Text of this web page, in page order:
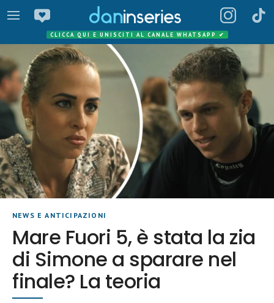
CLICCA QUI E UNISCITI AL CANALE WHATSAPP ✔
NEWS E ANTICIPAZIONI
Mare Fuori 5, è stata la zia
di Simone a sparare nel
finale? La teoria